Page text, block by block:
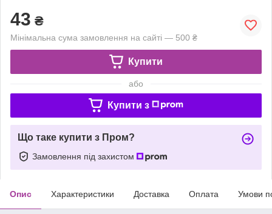
43 ₴
Мінімальна сума замовлення на сайті — 500 ₴
Купити
або
Купити з
Що таке купити з Пром?
Замовлення під захистом
Опис Характеристики Доставка Оплата Умови